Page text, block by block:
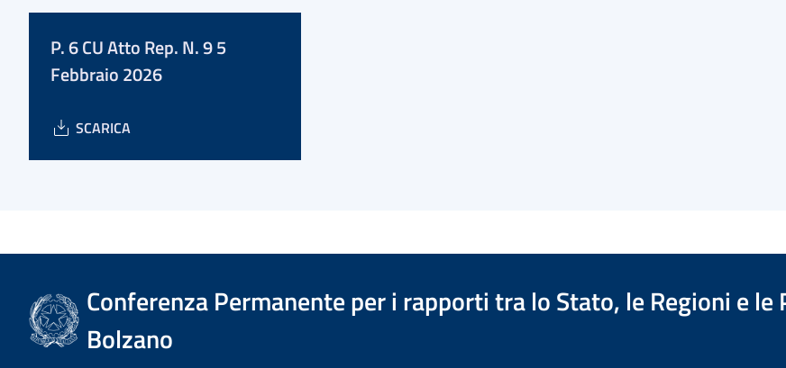
P. 6 CU Atto Rep. N. 9 5
Febbraio 2026
SCARICA
Conferenza Permanente per i rapporti tra lo Stato, le Regioni e
Bolzano